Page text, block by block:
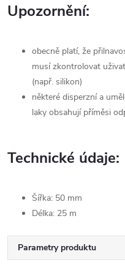
Upozornění:
obecně platí, že
musí zkontrolovat
(např. silikon)
některé disperzní a
laky obsahují příměsi
Technické údaje:
Šířka: 50 mm
Délka: 25 m
Parametry produktu